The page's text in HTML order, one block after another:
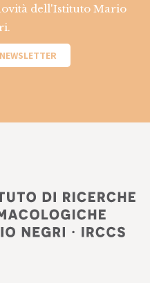
dell'Istituto Mario